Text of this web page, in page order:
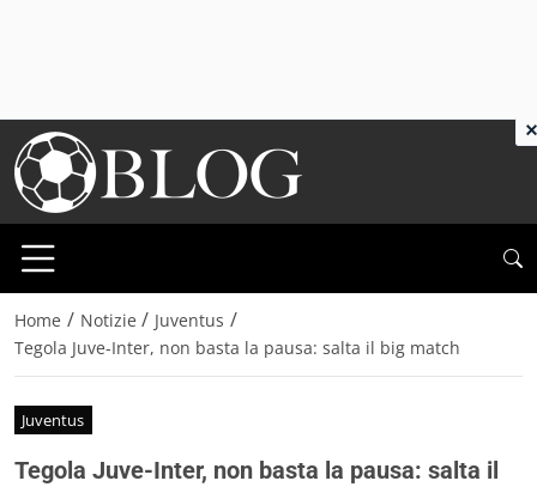
Home / Notizie / Juventus /
Tegola Juve-Inter, non basta la pausa: salta il big match
Juventus
Tegola Juve-Inter, non basta la pausa: salta il
×